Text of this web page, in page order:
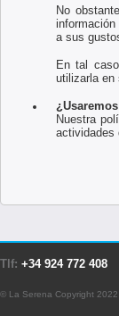
No
a sus
En tal
utilizarla en
Nuestra
actividades
Tlf: +34 924 772 408
© La Serena Copyright